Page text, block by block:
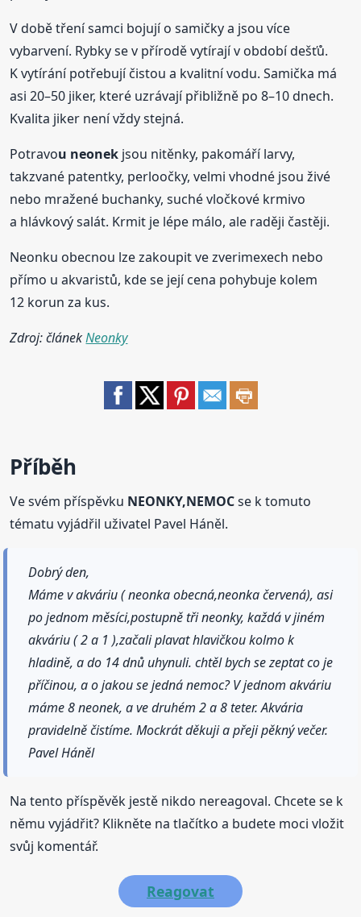
V době tření samci bojují o samičky a jsou více
vybarvení. Rybky se v přírodě vytírají v období dešťů.
K vytírání potřebují čistou a kvalitní vodu. Samička má
asi 20–50 jiker, které uzrávají přibližně po 8–10 dnech.
Kvalita jiker není vždy stejná.
Potravou neonek jsou nitěnky, pakomáří larvy,
takzvané patentky, perloočky, velmi vhodné jsou živé
nebo mražené buchanky, suché vločkové krmivo
a hlávkový salát. Krmit je lépe málo, ale raději častěji.
Neonku obecnou lze zakoupit ve zverimexech nebo
přímo u akvaristů, kde se její cena pohybuje kolem
12 korun za kus.
Zdroj: článekNeonky
Příběh
Ve svém příspěvku NEONKY,NEMOCse k tomuto
tématu vyjádřil uživatel Pavel Háněl.
Dobrý den,
Máme v akváriu ( neonka obecná,neonka červená), asi
po jednom měsíci,postupně tři neonky, každá v jiném
akváriu ( 2 a 1 ),začali plavat hlavičkou kolmo k
hladině, a do 14 dnů uhynuli. chtěl bych se zeptat co je
příčinou, a o jakou se jedná nemoc? V jednom akváriu
máme 8 neonek, a ve druhém 2 a 8 teter. Akvária
pravidelně čistíme. Mockrát děkuji a přeji pěkný večer.
Pavel Háněl
Na tento příspěvěk jestě nikdo nereagoval. Chcete se k
němu vyjádřit? Klikněte na tlačítko a budete moci vložit
svůj komentář.
Reagovat